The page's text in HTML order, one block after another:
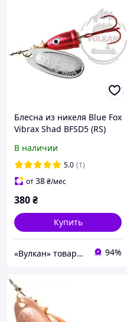
Блесна из никеля Blue Fox
Vibrax Shad BFSD5 (RS)
В наличии
5.0 (1)
от38₴/мес
380₴
Купить
«Вулкан» товары для рыбалки, охоты, туризма и дайвинга, лодки и моторы 94%